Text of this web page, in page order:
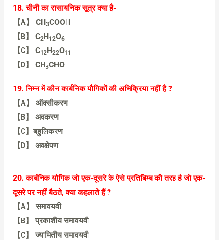
【A】 इथेनॉल
18. चीनी का रासायनिक सूत्र क्या है-
【A】 CH3COOH
【B】 C2H12O6
【C】 C12H22O11
【D】 CH3CHO
【C】 C12H22O11
19. निम्न में कौन कार्बनिक यौगिकों की अभिक्रिया नहीं है ?
【A】 ऑक्सीकरण
【B】 अवकरण
【C】बहुलिकरण
【D】 अवक्षेपण
20. कार्बनिक यौगिक जो एक-दूसरे के ऐसे प्रतिबिम्ब की तरह है जो एक-
दूसरे पर नहीं बैठते, क्या कहलाते हैं ?
【A】 समावयवी
【B】 प्रकाशीय समावयवी
【C】 ज्यामितीय समावयवी